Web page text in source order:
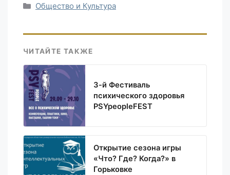
Рубрики
Общество и Культура
ЧИТАЙТЕ ТАКЖЕ
3-й Фестиваль
психического здоровья
PSYpeopleFEST
Открытие сезона игры
«Что? Где? Когда?» в
Горьковке